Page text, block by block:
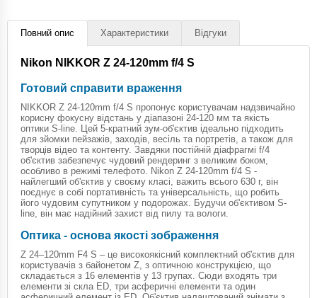
Повний опис Характеристики Відгуки
Nikon NIKKOR Z 24-120mm f/4 S
Готовий справити враження
NIKKOR Z 24-120mm f/4 S пропонує користувачам надзвичайно
корисну фокусну відстань у діапазоні 24-120 мм та якість
оптики S-line. Цей 5-кратний зум-об'єктив ідеально підходить
для зйомки пейзажів, заходів, весіль та портретів, а також для
творців відео та контенту. Завдяки постійній діафрагмі f/4
об'єктив забезпечує чудовий рендеринг з великим боком,
особливо в режимі телефото. Nikon Z 24-120mm f/4 S -
найлегший об'єктив у своєму класі, важить всього 630 г, він
поєднує в собі портативність та універсальність, що робить
його чудовим супутником у подорожах. Будучи об'єктивом S-
line, він має надійний захист від пилу та вологи.
Оптика - основа якості зображення
Z 24–120mm F4 S – це високоякісний комплектний об'єктив для
користувачів з байонетом Z, з оптичною конструкцією, що
складається з 16 елементів у 13 групах. Сюди входять три
елементи зі скла ED, три асферичні елементи та один